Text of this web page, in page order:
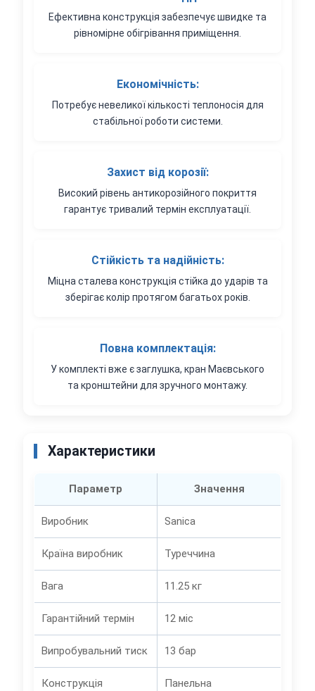
Ефективна конструкція забезпечує швидке та
рівномірне обігрівання приміщення.
Економічність:
Потребує невеликої кількості теплоносія для
стабільної роботи системи.
Захист від корозії:
Високий рівень антикорозійного покриття
гарантує тривалий термін експлуатації.
Стійкість та надійність:
Міцна сталева конструкція стійка до ударів та
зберігає колір протягом багатьох років.
Повна комплектація:
У комплекті вже є заглушка, кран Маєвського
та кронштейни для зручного монтажу.
Характеристики
Параметр Значення
Виробник Sanica
Країна виробник Туреччина
Вага 11.25 кг
Гарантійний термін 12 міс
Випробувальний тиск 13 бар
Конструкція
Панельна